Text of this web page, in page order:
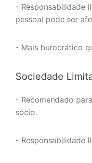
- Responsabilidade
pessoal pode ser
- Mais burocrático
Sociedade
- Recomendado
sócio.
- Responsabilidade